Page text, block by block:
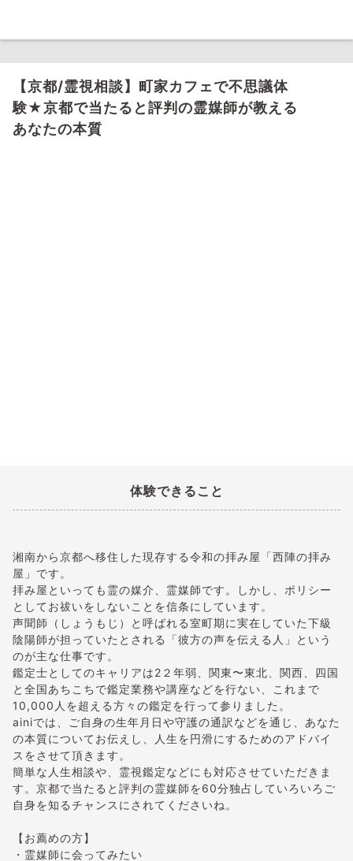
【京都/霊視相談】町家カフェで不思議体
験★京都で当たると評判の霊媒師が教える
あなたの本質
体験できること
湘南から京都へ移住した現存する令和の拝み屋「西陣の拝み
屋」です。
拝み屋といっても霊の媒介、霊媒師です。しかし、ポリシー
としてお祓いをしないことを信条にしています。
声聞師（しょうもじ）と呼ばれる室町期に実在していた下級
陰陽師が担っていたとされる「彼方の声を伝える人」という
のが主な仕事です。
鑑定士としてのキャリアは2２年弱、関東〜東北、関西、四国
と全国あちこちで鑑定業務や講座などを行ない、これまで
10,000人を超える方々の鑑定を行って参りました。
ainiでは、ご自身の生年月日や守護の通訳などを通じ、あなた
の本質についてお伝えし、人生を円滑にするためのアドバイ
スをさせて頂きます。
簡単な人生相談や、霊視鑑定などにも対応させていただきま
す。京都で当たると評判の霊媒師を60分独占していろいろご
自身を知るチャンスにされてくださいね。
【お薦めの方】
・霊媒師に会ってみたい